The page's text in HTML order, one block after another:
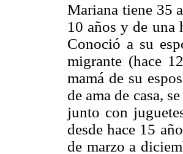
Mariana tiene 35
10 años y de una
Conoció a su
migrante (hace
mamá de su
de ama de casa,
junto con
desde hace 15
de marzo a